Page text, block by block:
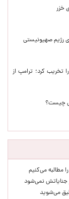
خزر
رژیم صهیونیستی
تخریب کرد؛ ترامپ از
چیست؟
می‌کنیم
جنایاتش نمی‌شود